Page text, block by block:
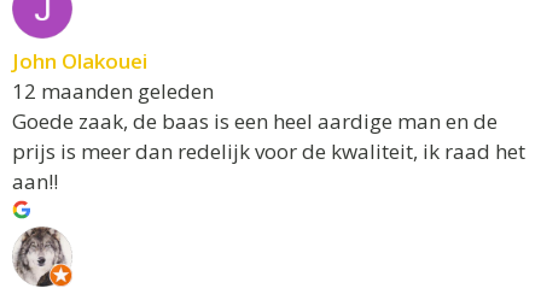
John Olakouei
12 maanden geleden
Goede zaak, de baas is een heel aardige man en de
prijs is meer dan redelijk voor de kwaliteit, ik raad het
aan!!